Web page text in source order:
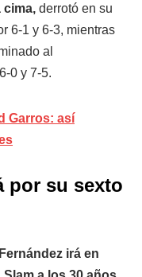
cima, derrotó en su
6-1 y 6-3, mientras
al
0 y 7-5.
Garros: así
por su sexto
irá en